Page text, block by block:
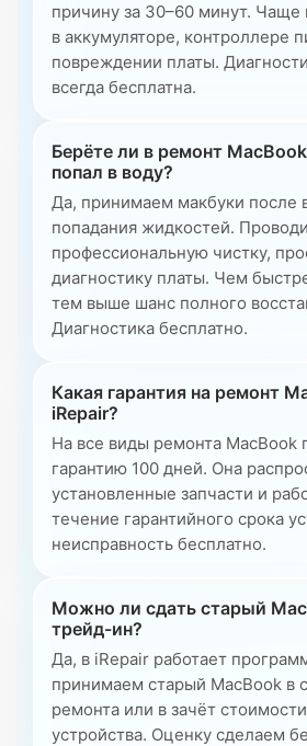
причину за 30–60 минут. Чаще
в аккумуляторе, контроллере
повреждении платы.
всегда бесплатна.
Берёте ли в ремонт
попал в воду?
Да, принимаем макбуки после
попадания жидкостей.
профессиональную чистку,
диагностику платы. Чем
тем выше шанс полного
Диагностика бесплатно.
Какая гарантия на ремонт
iRepair?
На все виды ремонта MacBook
гарантию 100 дней. Она
установленные запчасти и
течение гарантийного срока
неисправность бесплатно.
Можно ли сдать старый
трейд-ин?
Да, в iRepair работает
принимаем старый MacBook в
ремонта или в зачёт
устройства. Оценку сделаем